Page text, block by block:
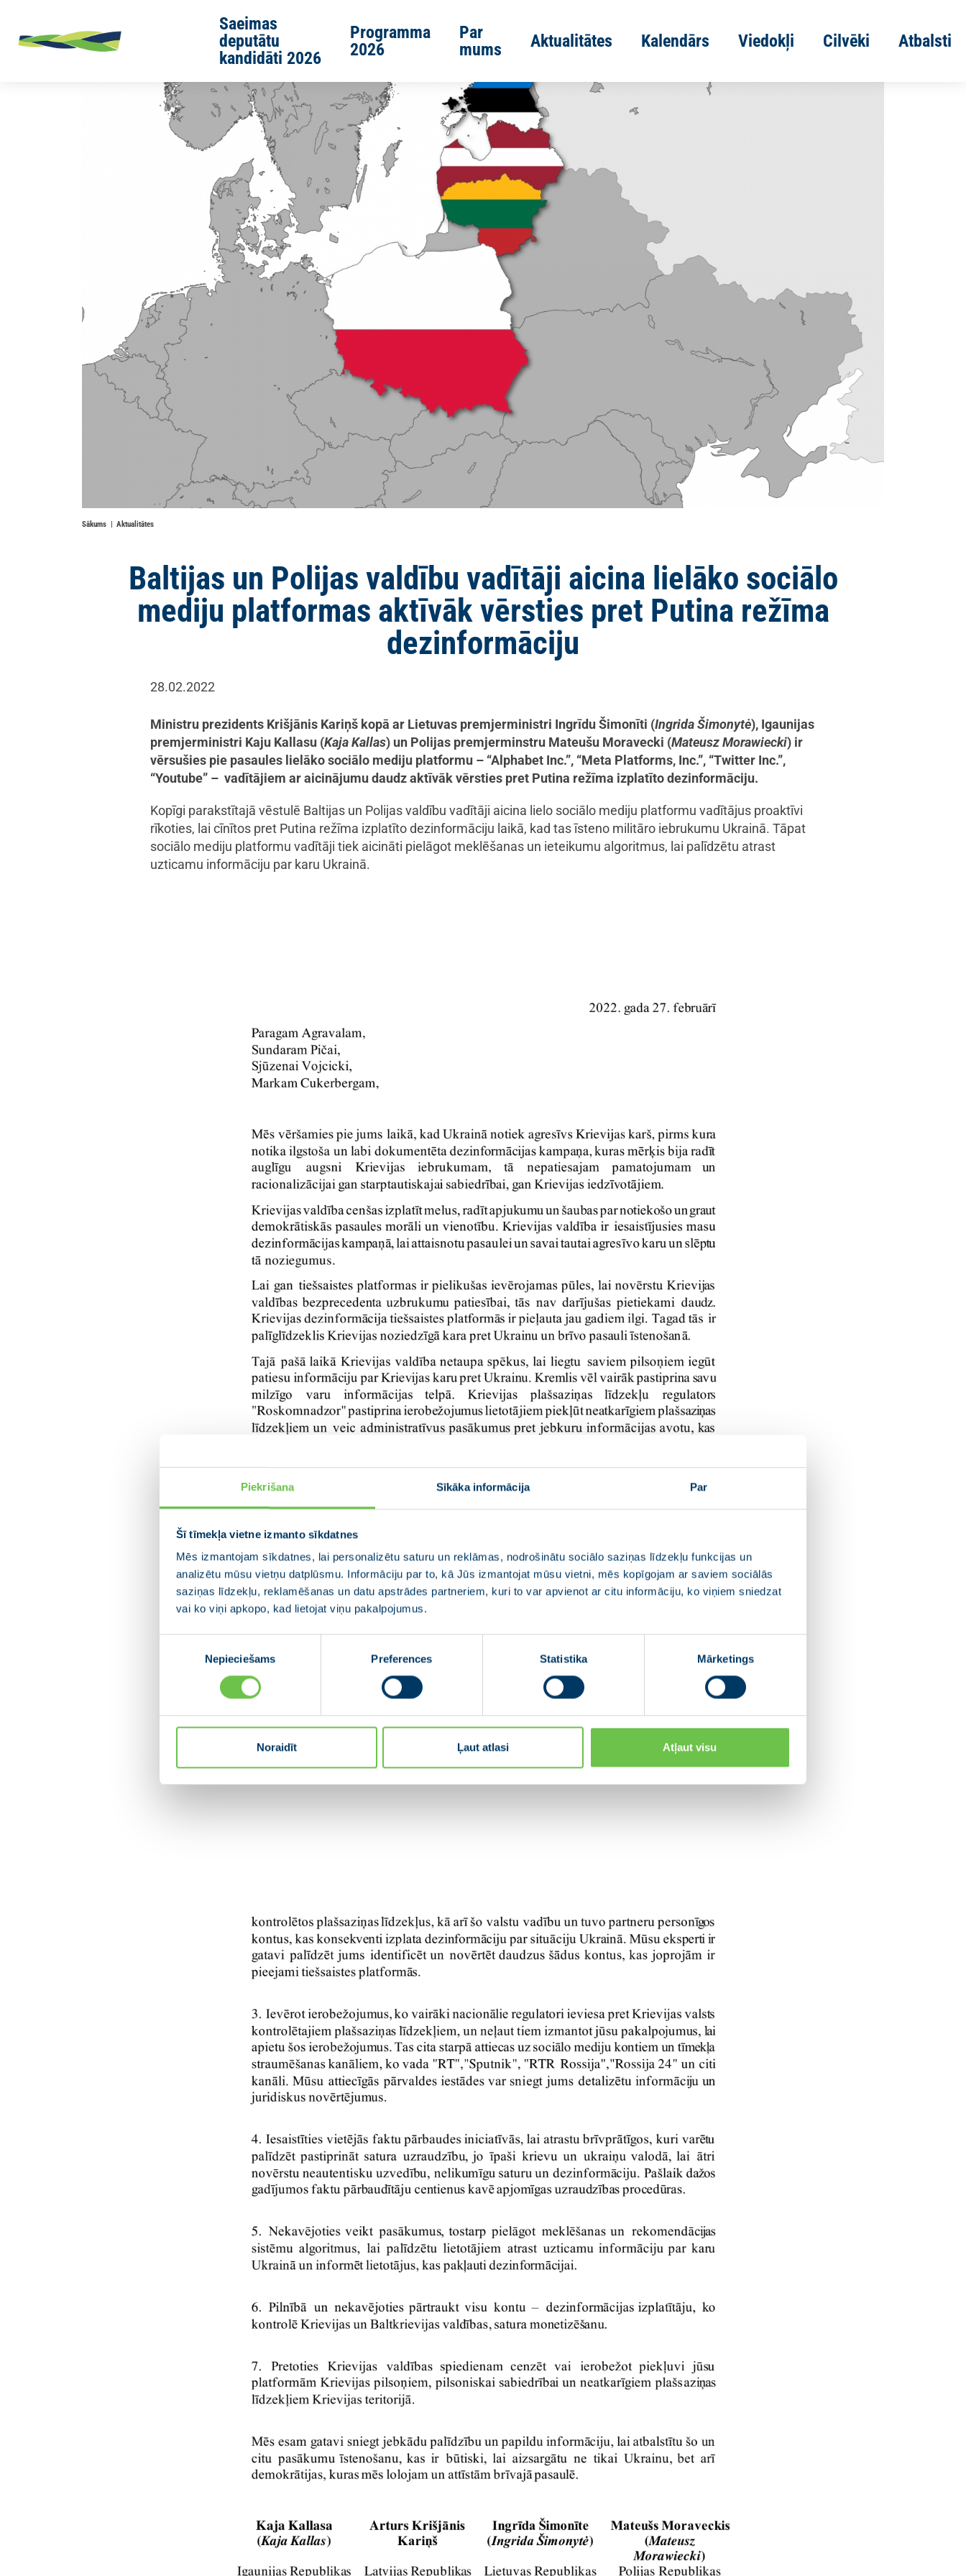
Piekrišana Sīkāka informācija Par
Šī tīmekļa vietne izmanto sīkdatnes
Mēs izmantojam sīkdatnes, lai personalizētu saturu un reklāmas, nodrošinātu sociālo saziņas līdzekļu funkcijas un
analizētu mūsu vietņu datplūsmu. Informāciju par to, kā Jūs izmantojat mūsu vietni, mēs kopīgojam ar saviem sociālās
saziņas līdzekļu, reklamēšanas un datu apstrādes partneriem, kuri to var apvienot ar citu informāciju, ko viņiem sniedzat
vai ko viņi apkopo, kad lietojat viņu pakalpojumus.
Nepieciešams Preferences Statistika Mārketings
Noraidīt Ļaut atlasi Atļaut visu
Saeimas
deputātu
kandidāti 2026
Programma
2026
Par
mums
Aktualitātes Kalendārs Viedokļi Cilvēki Atbalsti
Sākums Aktualitātes
Baltijas un Polijas valdību vadītāji aicina lielāko sociālo
mediju platformas aktīvāk vērsties pret Putina režīma
dezinformāciju
28.02.2022
Ministru prezidents Krišjānis Kariņš kopā ar Lietuvas premjerministri Ingrīdu Šimonīti (Ingrida Šimonytė), Igaunijas
premjerministri Kaju Kallasu (Kaja Kallas) un Polijas premjerminstru Mateušu Moravecki (Mateusz Morawiecki) ir
vērsušies pie pasaules lielāko sociālo mediju platformu – “Alphabet Inc.”, “Meta Platforms, Inc.”, “Twitter Inc.”,
“Youtube” – vadītājiem ar aicinājumu daudz aktīvāk vērsties pret Putina režīma izplatīto dezinformāciju.
Kopīgi parakstītajā vēstulē Baltijas un Polijas valdību vadītāji aicina lielo sociālo mediju platformu vadītājus proaktīvi
rīkoties, lai cīnītos pret Putina režīma izplatīto dezinformāciju laikā, kad tas īsteno militāro iebrukumu Ukrainā. Tāpat
sociālo mediju platformu vadītāji tiek aicināti pielāgot meklēšanas un ieteikumu algoritmus, lai palīdzētu atrast
uzticamu informāciju par karu Ukrainā.